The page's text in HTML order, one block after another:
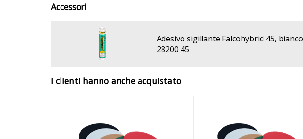
Accessori
Adesivo sigillante Falcohybrid 45, bianco
28200 45
I clienti hanno anche acquistato